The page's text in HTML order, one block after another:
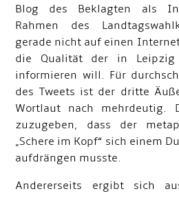
Blog des Beklagten als
Rahmen des
gerade nicht auf einen
die Qualität der in Leipzig
informieren will. Für
des Tweets ist der dritte
Wortlaut nach mehrdeutig.
zuzugeben, dass der
„Schere im Kopf“ sich einem
aufdrängen musste.
Andererseits ergibt sich